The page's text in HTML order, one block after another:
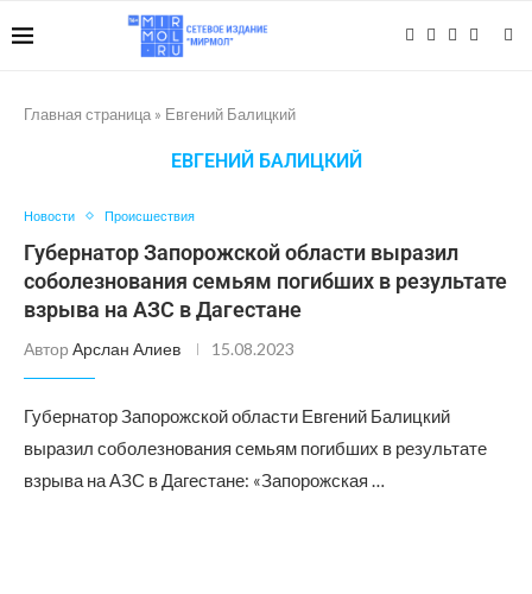
Главная страница » Евгений Балицкий
ЕВГЕНИЙ БАЛИЦКИЙ
Новости Происшествия
Губернатор Запорожской области выразил
соболезнования семьям погибших в результате
взрыва на АЗС в Дагестане
Автор Арслан Алиев 15.08.2023
Губернатор Запорожской области Евгений Балицкий
выразил соболезнования семьям погибших в результате
взрыва на АЗС в Дагестане: «Запорожская …